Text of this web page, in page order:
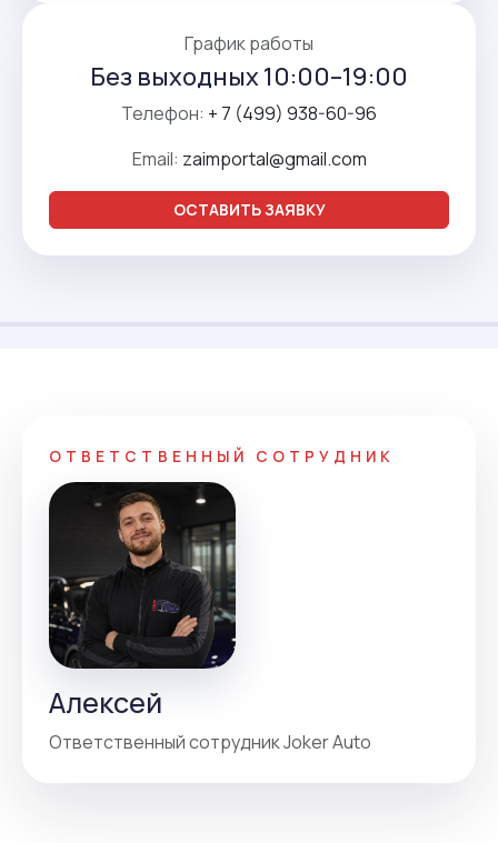
График работы
Без выходных 10:00–19:00
Телефон: + 7 (499) 938-60-96
Email: zaimportal@gmail.com
ОСТАВИТЬ ЗАЯВКУ
ОТВЕТСТВЕННЫЙ СОТРУДНИК
Алексей
Ответственный сотрудник Joker Auto